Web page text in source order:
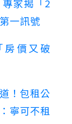
家揭「2
一訊號
價又破
！包租公
寧可不租